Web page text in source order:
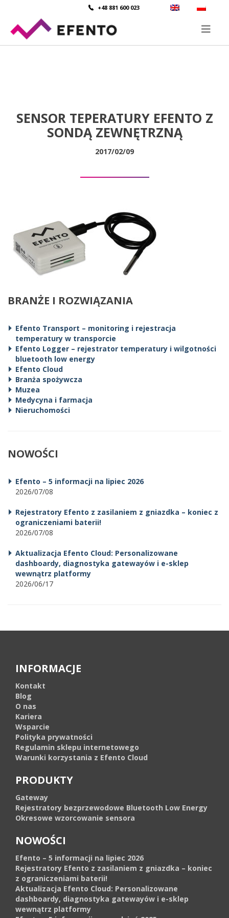
+48 881 600 023
SENSOR TEPERATURY EFENTO Z
SONDĄ ZEWNĘTRZNĄ
2017/02/09
BRANŻE I ROZWIĄZANIA
Efento Transport – monitoring i rejestracja
temperatury w transporcie
Efento Logger – rejestrator temperatury i wilgotności
bluetooth low energy
Efento Cloud
Branża spożywcza
Muzea
Medycyna i farmacja
Nieruchomości
NOWOŚCI
Efento – 5 informacji na lipiec 2026
2026/07/08
Rejestratory Efento z zasilaniem z gniazdka – koniec z
ograniczeniami baterii!
2026/07/08
Aktualizacja Efento Cloud: Personalizowane
dashboardy, diagnostyka gatewayów i e-sklep
wewnątrz platformy
2026/06/17
INFORMACJE
Kontakt
Blog
O nas
Kariera
Wsparcie
Polityka prywatności
Regulamin sklepu internetowego
Warunki korzystania z Efento Cloud
PRODUKTY
Gateway
Rejestratory bezprzewodowe Bluetooth Low Energy
Okresowe wzorcowanie sensora
NOWOŚCI
Efento – 5 informacji na lipiec 2026
Rejestratory Efento z zasilaniem z gniazdka – koniec
z ograniczeniami baterii!
Aktualizacja Efento Cloud: Personalizowane
dashboardy, diagnostyka gatewayów i e-sklep
wewnątrz platformy